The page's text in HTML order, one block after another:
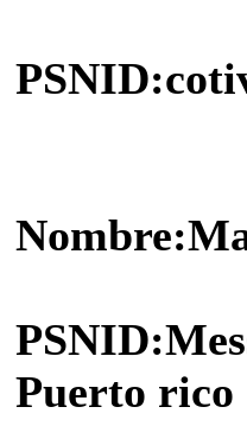
Puerto rico